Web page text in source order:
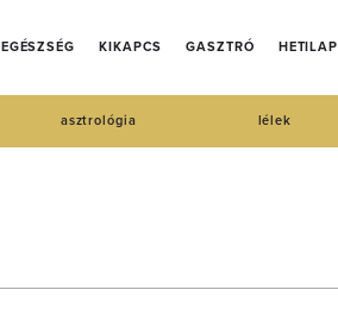
EGÉSZSÉG KIKAPCS GASZTRÓ HETILAP
asztrológia lélek